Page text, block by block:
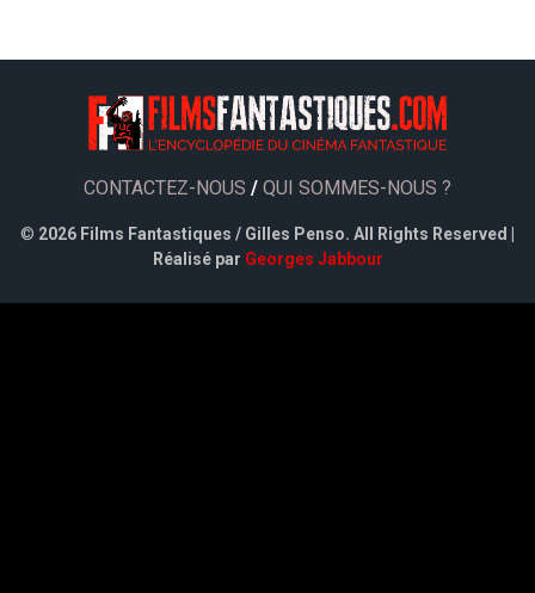
CONTACTEZ-NOUS / QUI SOMMES-NOUS ?
© 2026 Films Fantastiques / Gilles Penso. All Rights Reserved |
Réalisé par Georges Jabbour